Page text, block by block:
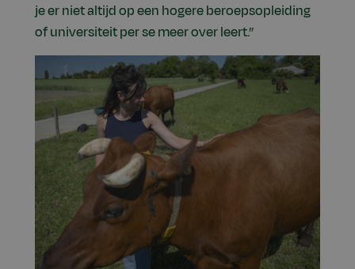
je er niet altijd op een hogere beroepsopleiding
of universiteit per se meer over leert.”